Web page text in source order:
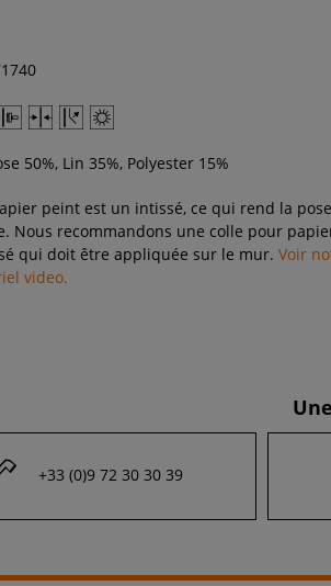
50%, Lin 35%, Polyester 15%
peint est un intissé, ce qui rend la
Nous recommandons une colle pour
qui doit être appliquée sur le mur.Voir
video.
+33 (0)9 72 30 30 39